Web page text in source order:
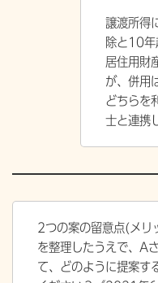
譲渡所得
除と10年
居住用財
が、併用
どちらを
士と連携
2つの案の留意点(メリ
を整理したうえで、A
て、どのように提案す